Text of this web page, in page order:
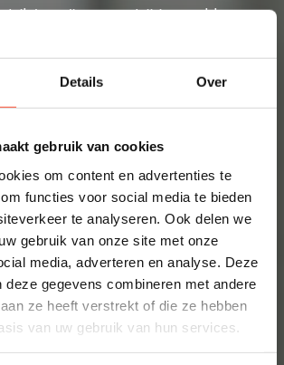
Details Over
gebruik van cookies
om content en advertenties te
functies voor social media te bieden
te analyseren. Ook delen we
gebruik van onze site met onze
media, adverteren en analyse. Deze
deze gegevens combineren met andere
ze heeft verstrekt of die ze hebben
van uw gebruik van hun services.
offertes of eindeloos
in een eerlijke prijs
schilder bij jou in de buurt
starten
minuten